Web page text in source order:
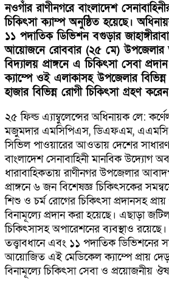
নওগাঁর রাণীনগরে বাংলাদেশ
চিকিৎসা ক্যাম্প অনুষ্ঠিত হয়েছে।
১১ পদাতিক ডিভিশন বগুড়ার
আয়োজনে রোববার (২৫ মে)
বিদ্যালয় প্রাঙ্গনে এ চিকিৎসা সেবা
ক্যাম্পে ওই এলাকাসহ উপজেলার
হাজার বিভিন্ন রোগী চিকিৎসা গ্রহণ
২৫ ফিল্ড এ্যাম্বুলেন্সের অধিনায়ক লে:
মজুমদার এমসিপিএস, ডিএফএম,
সিভিল পাওয়ারের আওতায় দেশের
বাংলাদেশ সেনাবাহিনী মানবিক উদ্যোগ
ধারাবাহিকতায় রাণীনগর উপজেলার
প্রাঙ্গনে ৬ জন বিশেষজ্ঞ চিকিৎসকের
শিশু ও চর্ম রোগের চিকিৎসা প্রদানসহ
বিনামূল্যে প্রদান করা হয়েছে। এছাড়া
চিকিৎসাসহ অপারেশনের ব্যবস্থাও
তত্ত্বাবধানে এবং ১১ পদাতিক ডিভিশনের
আয়োজিত এই মেডিকেল ক্যাম্পে প্রায়
বিনামূল্যে চিকিৎসা সেবা ও প্রয়োজনীয়